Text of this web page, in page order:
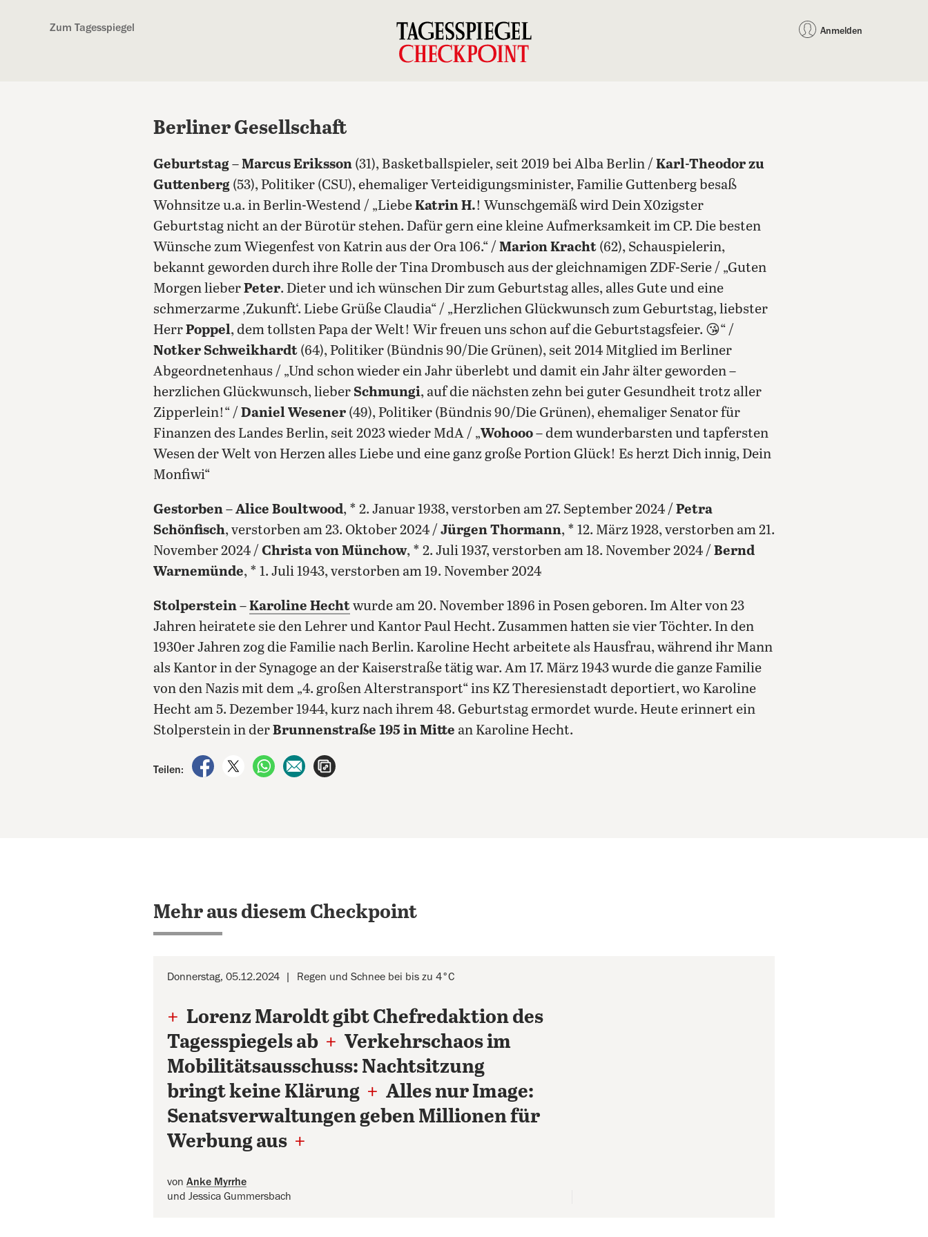
Zum Tagesspiegel Anmelden
Berliner Gesellschaft
Geburtstag –Marcus Eriksson (31), Basketballspieler, seit 2019 bei Alba Berlin / Karl-Theodor zu
Guttenberg (53), Politiker (CSU), ehemaliger Verteidigungsminister, Familie Guttenberg besaß
Wohnsitze u.a. in Berlin-Westend / „LiebeKatrin H.! Wunschgemäß wird Dein X0zigster
Geburtstag nicht an der Bürotür stehen. Dafür gern eine kleine Aufmerksamkeit im CP. Die besten
Wünsche zum Wiegenfest von Katrin aus der Ora 106.“ / Marion Kracht (62), Schauspielerin,
bekannt geworden durch ihre Rolle der Tina Drombusch aus der gleichnamigen ZDF-Serie / „Guten
Morgen lieberPeter. Dieter und ich wünschen Dir zum Geburtstag alles, alles Gute und eine
schmerzarme ‚Zukunft‘. Liebe Grüße Claudia“ / „Herzlichen Glückwunsch zum Geburtstag, liebster
HerrPoppel, dem tollsten Papa der Welt! Wir freuen uns schon auf die Geburtstagsfeier. 😘“ /
Notker Schweikhardt (64), Politiker (Bündnis 90/Die Grünen), seit 2014 Mitglied im Berliner
Abgeordnetenhaus / „Und schon wieder ein Jahr überlebt und damit ein Jahr älter geworden –
herzlichen Glückwunsch, lieber Schmungi, auf die nächsten zehn bei guter Gesundheit trotz aller
Zipperlein!“ / Daniel Wesener (49), Politiker (Bündnis 90/Die Grünen), ehemaliger Senator für
Finanzen des Landes Berlin, seit 2023 wieder MdA / „Wohooo– dem wunderbarsten und tapfersten
Wesen der Welt von Herzen alles Liebe und eine ganz große Portion Glück! Es herzt Dich innig, Dein
Monfiwi“
Gestorben–Alice Boultwood, * 2. Januar 1938, verstorben am 27. September 2024 / Petra
Schönfisch, verstorben am 23. Oktober 2024 / Jürgen Thormann, * 12. März 1928, verstorben am 21.
November 2024 / Christa von Münchow, * 2. Juli 1937, verstorben am 18. November 2024 / Bernd
Warnemünde, * 1. Juli 1943, verstorben am 19. November 2024
Stolperstein–Karoline Hechtwurde am 20. November 1896 in Posen geboren. Im Alter von 23
Jahren heiratete sie den Lehrer und Kantor Paul Hecht. Zusammen hatten sie vier Töchter. In den
1930er Jahren zog die Familie nach Berlin. Karoline Hecht arbeitete als Hausfrau, während ihr Mann
als Kantor in der Synagoge an der Kaiserstraße tätig war. Am 17. März 1943 wurde die ganze Familie
von den Nazis mit dem „4. großen Alterstransport“ ins KZ Theresienstadt deportiert, wo Karoline
Hecht am 5. Dezember 1944, kurz nach ihrem 48. Geburtstag ermordet wurde. Heute erinnert ein
Stolperstein in derBrunnenstraße 195 in Mitte an Karoline Hecht.
Teilen:
auf Facebook teilen
auf X teilenper WhatsApp teilen
per E-Mail teilen
Mehr aus diesem Checkpoint
Donnerstag, 05.12.2024 Regen und Schnee bei bis zu 4°C
+ Lorenz Maroldt gibt Chefredaktion des
Tagesspiegels ab + Verkehrschaos im
Mobilitätsausschuss: Nachtsitzung
bringt keine Klärung + Alles nur Image:
Senatsverwaltungen geben Millionen für
Werbung aus +
von Anke Myrrhe
und Jessica Gummersbach